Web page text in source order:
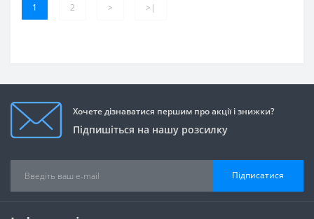
1 2 > >|
Хочете дізнаватися першим про акції і знижки?
Підпишіться на нашу розсилку
Підписатися